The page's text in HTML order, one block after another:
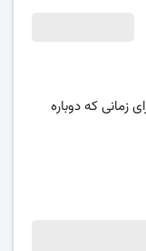
زمانی که دوباره